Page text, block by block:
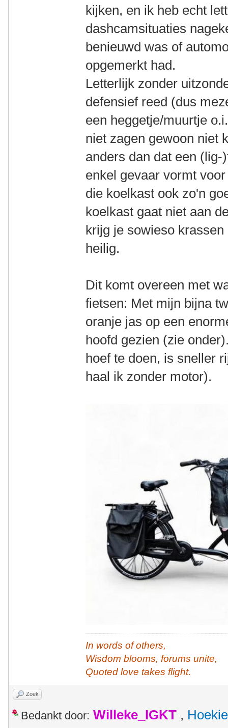
kijken, en ik heb echt
dashcamsituaties
benieuwd was of
opgemerkt had.
Letterlijk zonder
defensief reed (dus
een heggetje/muurtje
niet zagen gewoon niet
anders dan dat een
enkel gevaar vormt
die koelkast ook zo'n
koelkast gaat niet aan
krijg je sowieso
heilig.
Dit komt overeen met
fietsen: Met mijn bijna
oranje jas op een
hoofd gezien (zie
hoef te doen, is sneller
haal ik zonder motor).
In words of others,
Wisdom blooms, forums unite,
Quoted love takes flight.
Zoek
Bedankt door: Willeke_IGKT , Hoekie